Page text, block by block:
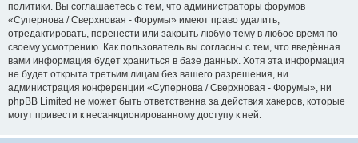
политики. Вы соглашаетесь с тем, что администраторы форумов
«Супернова / Сверхновая - Форумы» имеют право удалить,
отредактировать, перенести или закрыть любую тему в любое время по
своему усмотрению. Как пользователь вы согласны с тем, что введённая
вами информация будет храниться в базе данных. Хотя эта информация
не будет открыта третьим лицам без вашего разрешения, ни
администрация конференции «Супернова / Сверхновая - Форумы», ни
phpBB Limited не может быть ответственна за действия хакеров, которые
могут привести к несанкционированному доступу к ней.